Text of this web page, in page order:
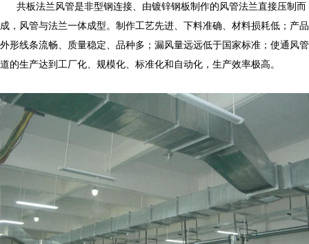
共板法兰风管是非型钢连接、由镀锌钢板制作的风管法兰直接压制而
成，风管与法兰一体成型。制作工艺先进、下料准确、材料损耗低；产品
外形线条流畅、质量稳定、品种多；漏风量远远低于国家标准；使通风管
道的生产达到工厂化、规模化、标准化和自动化，生产效率极高。